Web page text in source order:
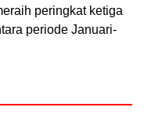
peringkat ketiga
periode Januari-